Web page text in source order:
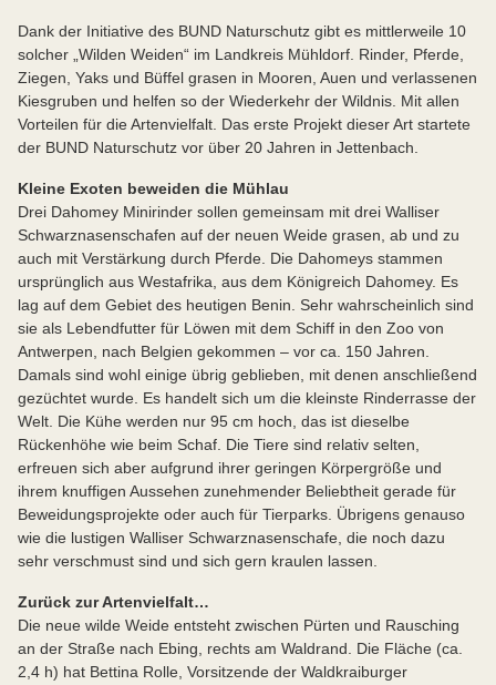
Dank der Initiative des BUND Naturschutz gibt es mittlerweile 10
solcher „Wilden Weiden“ im Landkreis Mühldorf. Rinder, Pferde,
Ziegen, Yaks und Büffel grasen in Mooren, Auen und verlassenen
Kiesgruben und helfen so der Wiederkehr der Wildnis. Mit allen
Vorteilen für die Artenvielfalt. Das erste Projekt dieser Art startete
der BUND Naturschutz vor über 20 Jahren in Jettenbach.
Kleine Exoten beweiden die Mühlau
Drei Dahomey Minirinder sollen gemeinsam mit drei Walliser
Schwarznasenschafen auf der neuen Weide grasen, ab und zu
auch mit Verstärkung durch Pferde. Die Dahomeys stammen
ursprünglich aus Westafrika, aus dem Königreich Dahomey. Es
lag auf dem Gebiet des heutigen Benin. Sehr wahrscheinlich sind
sie als Lebendfutter für Löwen mit dem Schiff in den Zoo von
Antwerpen, nach Belgien gekommen – vor ca. 150 Jahren.
Damals sind wohl einige übrig geblieben, mit denen anschließend
gezüchtet wurde. Es handelt sich um die kleinste Rinderrasse der
Welt. Die Kühe werden nur 95 cm hoch, das ist dieselbe
Rückenhöhe wie beim Schaf. Die Tiere sind relativ selten,
erfreuen sich aber aufgrund ihrer geringen Körpergröße und
ihrem knuffigen Aussehen zunehmender Beliebtheit gerade für
Beweidungsprojekte oder auch für Tierparks. Übrigens genauso
wie die lustigen Walliser Schwarznasenschafe, die noch dazu
sehr verschmust sind und sich gern kraulen lassen.
Zurück zur Artenvielfalt…
Die neue wilde Weide entsteht zwischen Pürten und Rausching
an der Straße nach Ebing, rechts am Waldrand. Die Fläche (ca.
2,4 h) hat Bettina Rolle, Vorsitzende der Waldkraiburger